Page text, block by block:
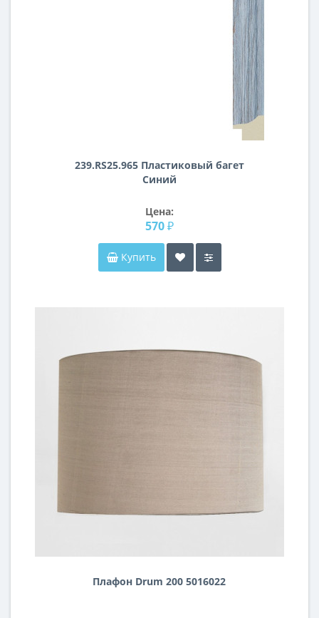
239.RS25.965 Пластиковый багет
Синий
Цена:
570 ₽
Купить
Плафон Drum 200 5016022